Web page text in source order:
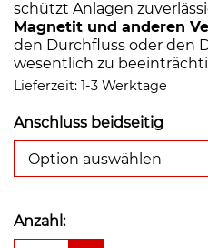
schützt Anlagen
Magnetit und anderen
den Durchfluss oder den
wesentlich zu
Lieferzeit: 1-3 Werktage
Anschluss beidseitig
Option auswählen
Anzahl: